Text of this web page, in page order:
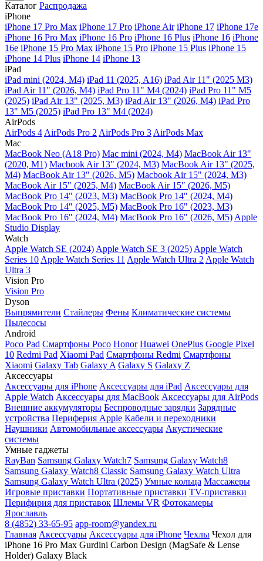
Каталог Распродажа
iPhone
iPhone 17 Pro Max iPhone 17 Pro iPhone Air iPhone 17 iPhone 17e
iPhone 16 Pro Max iPhone 16 Pro iPhone 16 Plus iPhone 16 iPhone
16e iPhone 15 Pro Max iPhone 15 Pro iPhone 15 Plus iPhone 15
iPhone 14 Plus iPhone 14 iPhone 13
iPad
iPad mini (2024, M4) iPad 11 (2025, A16) iPad Air 11" (2025 M3)
iPad Air 11" (2026, M4) iPad Pro 11" M4 (2024) iPad Pro 11" M5
(2025) iPad Air 13" (2025, M3) iPad Air 13" (2026, M4) iPad Pro
13" M5 (2025) iPad Pro 13" M4 (2024)
AirPods
AirPods 4 AirPods Pro 2 AirPods Pro 3 AirPods Max
Mac
MacBook Neo (A18 Pro) Mac mini (2024, M4) MacBook Air 13"
(2020, M1) Macbook Air 13" (2024, M3) MacBook Air 13" (2025,
M4) MacBook Air 13″ (2026, M5) Macbook Air 15" (2024, M3)
MacBook Air 15" (2025, M4) MacBook Air 15″ (2026, M5)
MacBook Pro 14" (2023, M3) MacBook Pro 14″ (2024, M4)
MacBook Pro 14″ (2025, M5) MacBook Pro 16" (2023, M3)
MacBook Pro 16″ (2024, M4) MacBook Pro 16" (2026, M5) Apple
Studio Display
Watch
Apple Watch SE (2024) Apple Watch SE 3 (2025) Apple Watch
Series 10 Apple Watch Series 11 Apple Watch Ultra 2 Apple Watch
Ultra 3
Vision Pro
Vision Pro
Dyson
Выпрямители Стайлеры Фены Климатические системы
Пылесосы
Android
Poco Pad Смартфоны Poco Honor Huawei OnePlus Google Pixel
10 Redmi Pad Xiaomi Pad Смартфоны Redmi Смартфоны
Xiaomi Galaxy Tab Galaxy A Galaxy S Galaxy Z
Аксессуары
Аксессуары для iPhone Аксессуары для iPad Аксессуары для
Apple Watch Аксессуары для MacBook Аксессуары для AirPods
Внешние аккумуляторы Беспроводные зарядки Зарядные
устройства Периферия Apple Кабели и переходники
Наушники Автомобильные аксессуары Акустические
системы
Умные гаджеты
RayBan Samsung Galaxy Watch7 Samsung Galaxy Watch8
Samsung Galaxy Watch8 Classic Samsung Galaxy Watch Ultra
Samsung Galaxy Watch Ultra (2025) Умные кольца Массажеры
Игровые приставки Портативные приставки TV-приставки
Перифирия для приставок Шлемы VR Фотокамеры
Ярославль
8 (4852) 33-65-95 app-room@yandex.ru
Главная Аксессуары Аксессуары для iPhone Чехлы Чехол для
iPhone 16 Pro Max Gurdini Carbon Design (MagSafe & Lense
Holder) Galaxy Black